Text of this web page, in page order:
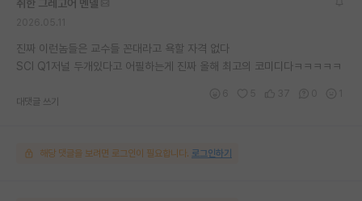
취한 그레고어 멘델
진짜 이런놈들은 교수들 꼰대라고 욕할 자격 없다
SCI Q1저널 두개있다고 어필하는게 진짜 올해 최고의 코미디다ㅋㅋㅋㅋㅋ
대댓글 쓰기
해당 댓글을 보려면 로그인이 필요합니다. 로그인하기